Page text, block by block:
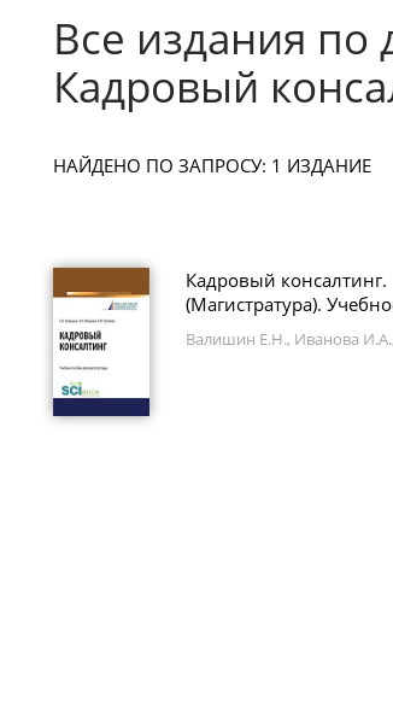
Все издания по
Кадровый
НАЙДЕНО ПО ЗАПРОСУ: 1 ИЗДАНИЕ
Кадровый консалтинг.
(Магистратура).
Валишин Е.Н., Иванова